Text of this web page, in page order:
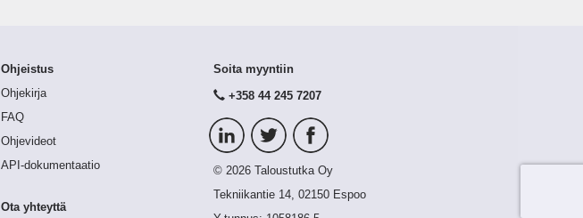
Ohjeistus
Ohjekirja
FAQ
Ohjevideot
API-dokumentaatio
Ota yhteyttä
Soita myyntiin
+358 44 245 7207
© 2026 Taloustutka Oy
Tekniikantie 14, 02150 Espoo